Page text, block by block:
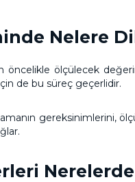
Nelere
ölçülecek
de bu süreç geçerlidir.
gereksinimlerini,
Nerelerde